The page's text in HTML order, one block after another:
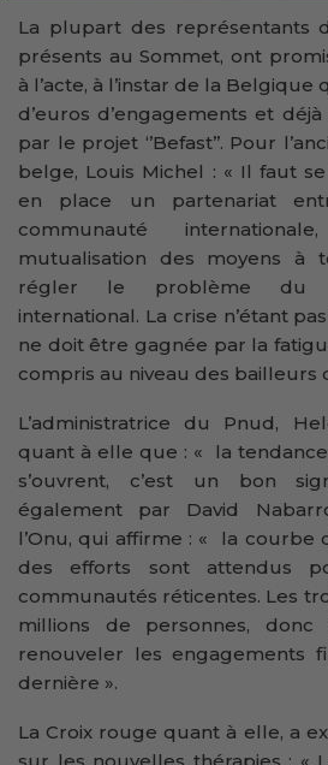
La plupart des représentants
présents au Sommet, ont
à l’acte, à l’instar de la Belgique
d’euros d’engagements et
par le projet ‘’Befast’’. Pour
belge, Louis Michel : « Il faut
en place un partenariat
communauté
mutualisation des moyens à
régler le problème du
international. La crise n’étant
ne doit être gagnée par la
compris au niveau des bailleurs
L’administratrice du Pnud,
quant à elle que : « la tendance
s’ouvrent, c’est un bon
également par David
l’Onu, qui affirme : « la courbe
des efforts sont attendus
communautés réticentes. Les
millions de personnes,
renouveler les engagements
dernière ».
La Croix rouge quant à elle, a